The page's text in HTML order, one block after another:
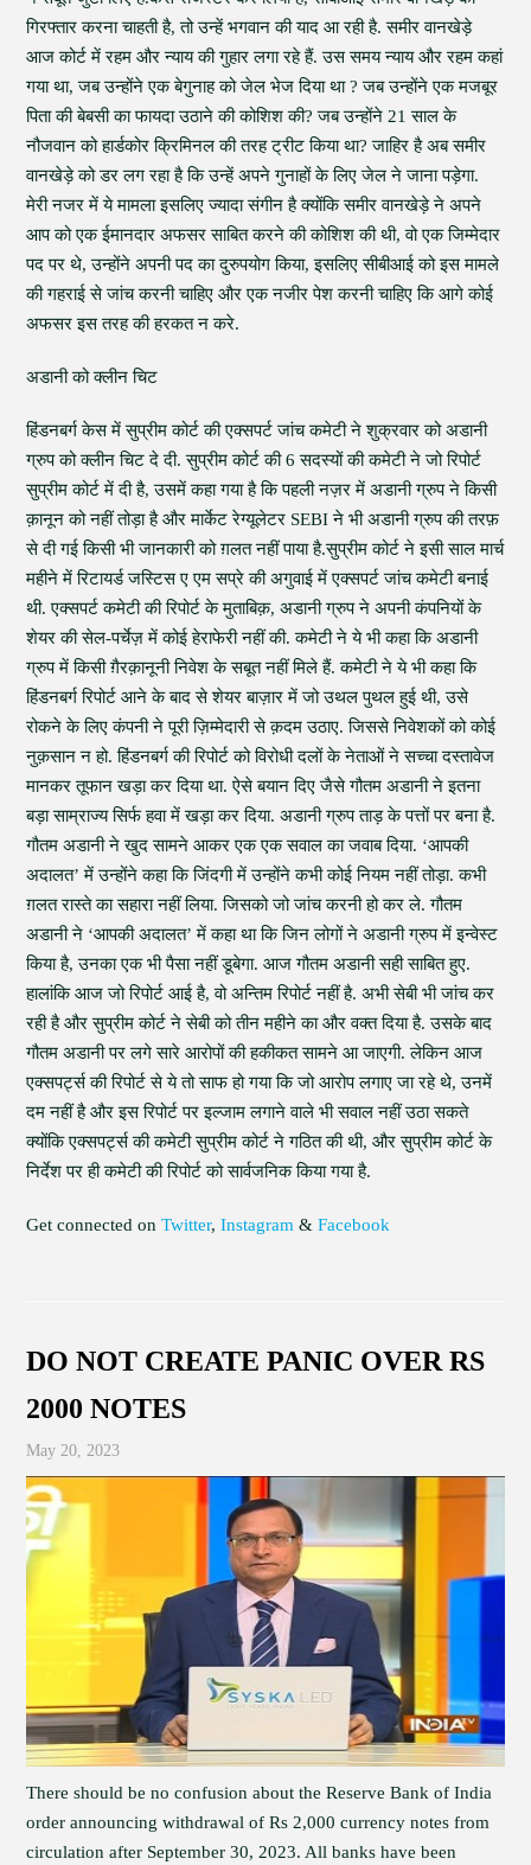
गिरफ्तार करना चाहती है, तो उन्हें भगवान की याद आ रही है. समीर वानखेड़े
आज कोर्ट में रहम और न्याय की गुहार लगा रहे हैं. उस समय न्याय और रहम कहां
गया था, जब उन्होंने एक बेगुनाह को जेल भेज दिया था ? जब उन्होंने एक मजबूर
पिता की बेबसी का फायदा उठाने की कोशिश की? जब उन्होंने 21 साल के
नौजवान को हार्डकोर क्रिमिनल की तरह ट्रीट किया था? जाहिर है अब समीर
वानखेड़े को डर लग रहा है कि उन्हें अपने गुनाहों के लिए जेल ने जाना पड़ेगा.
मेरी नजर में ये मामला इसलिए ज्यादा संगीन है क्योंकि समीर वानखेड़े ने अपने
आप को एक ईमानदार अफसर साबित करने की कोशिश की थी, वो एक जिम्मेदार
पद पर थे, उन्होंने अपनी पद का दुरुपयोग किया, इसलिए सीबीआई को इस मामले
की गहराई से जांच करनी चाहिए और एक नजीर पेश करनी चाहिए कि आगे कोई
अफसर इस तरह की हरकत न करे.
अडानी को क्लीन चिट
हिंडनबर्ग केस में सुप्रीम कोर्ट की एक्सपर्ट जांच कमेटी ने शुक्रवार को अडानी
ग्रुप को क्लीन चिट दे दी. सुप्रीम कोर्ट की 6 सदस्यों की कमेटी ने जो रिपोर्ट
सुप्रीम कोर्ट में दी है, उसमें कहा गया है कि पहली नज़र में अडानी ग्रुप ने किसी
क़ानून को नहीं तोड़ा है और मार्केट रेग्यूलेटर SEBI ने भी अडानी ग्रुप की तरफ़
से दी गई किसी भी जानकारी को ग़लत नहीं पाया है.सुप्रीम कोर्ट ने इसी साल मार्च
महीने में रिटायर्ड जस्टिस ए एम सप्रे की अगुवाई में एक्सपर्ट जांच कमेटी बनाई
थी. एक्सपर्ट कमेटी की रिपोर्ट के मुताबिक़, अडानी ग्रुप ने अपनी कंपनियों के
शेयर की सेल-पर्चेज़ में कोई हेराफेरी नहीं की. कमेटी ने ये भी कहा कि अडानी
ग्रुप में किसी ग़ैरक़ानूनी निवेश के सबूत नहीं मिले हैं. कमेटी ने ये भी कहा कि
हिंडनबर्ग रिपोर्ट आने के बाद से शेयर बाज़ार में जो उथल पुथल हुई थी, उसे
रोकने के लिए कंपनी ने पूरी ज़िम्मेदारी से क़दम उठाए. जिससे निवेशकों को कोई
नुक़सान न हो. हिंडनबर्ग की रिपोर्ट को विरोधी दलों के नेताओं ने सच्चा दस्तावेज
मानकर तूफान खड़ा कर दिया था. ऐसे बयान दिए जैसे गौतम अडानी ने इतना
बड़ा साम्राज्य सिर्फ हवा में खड़ा कर दिया. अडानी ग्रुप ताड़ के पत्तों पर बना है.
गौतम अडानी ने खुद सामने आकर एक एक सवाल का जवाब दिया. ‘आपकी
अदालत’ में उन्होंने कहा कि जिंदगी में उन्होंने कभी कोई नियम नहीं तोड़ा. कभी
ग़लत रास्ते का सहारा नहीं लिया. जिसको जो जांच करनी हो कर ले. गौतम
अडानी ने ‘आपकी अदालत’ में कहा था कि जिन लोगों ने अडानी ग्रुप में इन्वेस्ट
किया है, उनका एक भी पैसा नहीं डूबेगा. आज गौतम अडानी सही साबित हुए.
हालांकि आज जो रिपोर्ट आई है, वो अन्तिम रिपोर्ट नहीं है. अभी सेबी भी जांच कर
रही है और सुप्रीम कोर्ट ने सेबी को तीन महीने का और वक्त दिया है. उसके बाद
गौतम अडानी पर लगे सारे आरोपों की हकीकत सामने आ जाएगी. लेकिन आज
एक्सपर्ट्स की रिपोर्ट से ये तो साफ हो गया कि जो आरोप लगाए जा रहे थे, उनमें
दम नहीं है और इस रिपोर्ट पर इल्जाम लगाने वाले भी सवाल नहीं उठा सकते
क्योंकि एक्सपर्ट्स की कमेटी सुप्रीम कोर्ट ने गठित की थी, और सुप्रीम कोर्ट के
निर्देश पर ही कमेटी की रिपोर्ट को सार्वजनिक किया गया है.
Get connected onTwitter,Instagram &Facebook
DO NOT CREATE PANIC OVER RS
2000 NOTES
May 20, 2023
There should be no confusion about the Reserve Bank of India
order announcing withdrawal of Rs 2,000 currency notes from
circulation after September 30, 2023. All banks have been